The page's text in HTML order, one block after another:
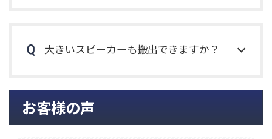
大きいスピーカーも搬出できますか？
お客様の声